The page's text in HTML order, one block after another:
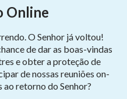
였습니다
By Salah
channel/
Online
O Senhor já voltou!
de dar as boas-vindas
e obter a proteção de
de nossas reuniões on-
retorno do Senhor?